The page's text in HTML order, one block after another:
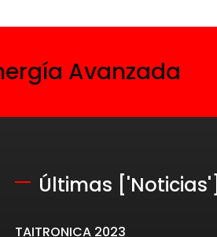
Avanzada
Últimas ['Noticias']
TAITRONICA 2023